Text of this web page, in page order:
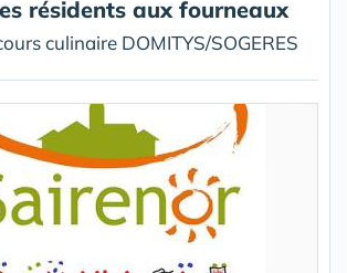
résidents aux fourneaux
culinaire DOMITYS/SOGERES